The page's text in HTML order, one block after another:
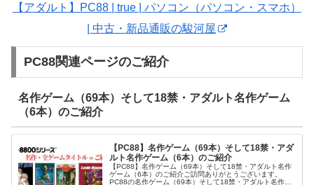
【アダルト】PC88 | true | パソコン（パソコン・スマホ）
| 中古・新品通販の駿河屋
PC88関連ページのご紹介
名作ゲーム（69本）そして18禁・アダルト名作ゲーム
（6本）のご紹介
【PC88】名作ゲーム（69本）そして18禁・アダ
ルト名作ゲーム（6本）のご紹介
【PC88】名作ゲーム（69本）そして18禁・アダルト名作
ゲーム（6本）のご紹介ご訪問ありがとうございます。
PC88の名作ゲーム（69本）そして18禁・アダルト名作ゲ